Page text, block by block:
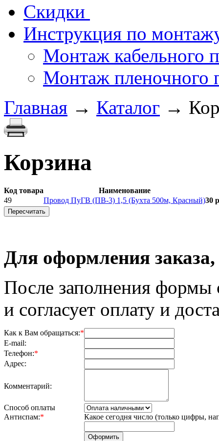
Скидки
Инструкция по
Монтаж кабельного
Монтаж пленочного
Главная → Каталог →
Корзина
Код товара
Наименование
49
Провод ПуГВ (ПВ-3) 1,5 (Бухта 500м, Красный)30
Для оформления
После заполнения
и согласует оплату и
Как к Вам обращаться:*
E-mail:
Телефон:*
Адрес:
Комментарий:
Способ оплаты
Антиспам:* Какое сегодня число (только цифры,